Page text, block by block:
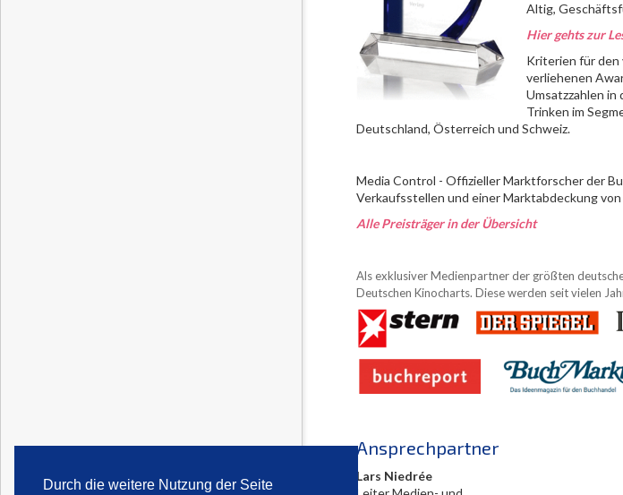
Durch die weitere Nutzung der Seite
Altig,
Hier gehts zur
Kriterien für den
verliehenen
Umsatzzahlen in
Trinken im
Deutschland, Österreich und Schweiz.
Media Control - Offizieller Marktforscher der
Verkaufsstellen und einer Marktabdeckung
Alle Preisträger in der Übersicht
Als exklusiver Medienpartner der größten
Deutschen Kinocharts. Diese werden seit vielen
Ansprechpartner
Lars Niedrée